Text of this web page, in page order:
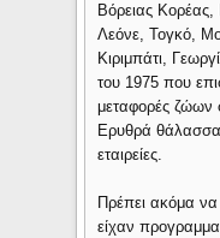
Βόρειας Κορέας,
Λεόνε, Τογκό,
Κιριμπάτι,
του 1975 που
μεταφορές ζώων
Ερυθρά θάλασσα
εταιρείες.
Πρέπει ακόμα να
είχαν